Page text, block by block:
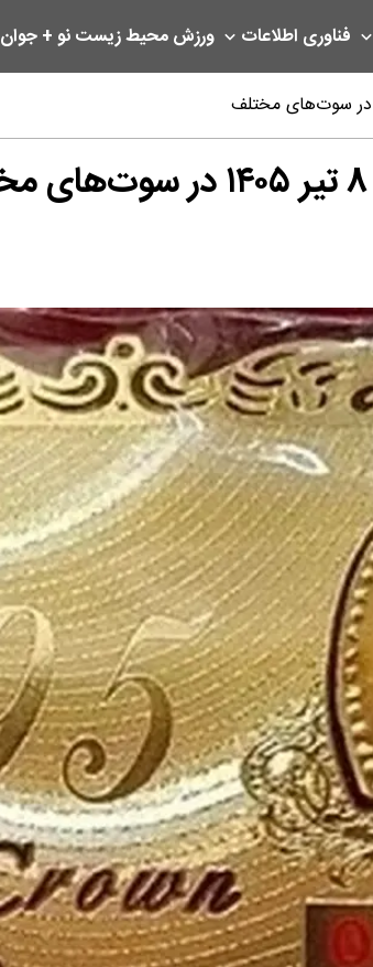
فناوری اطلاعات ورزشمحیط زیستنو + جوان